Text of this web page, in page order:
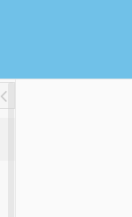
Toggle Fullwidth